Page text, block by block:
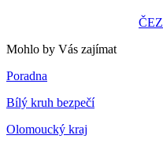
Mohlo by Vás zajímat
Poradna
Bílý kruh bezpečí
Olomoucký kraj